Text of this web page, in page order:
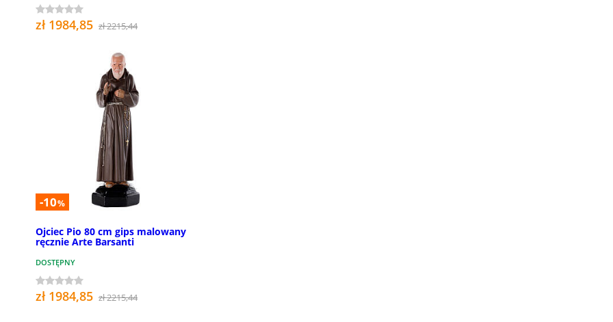
zł 1984,85 zł 2215,44
-10%
Ojciec Pio 80 cm gips malowany
ręcznie Arte Barsanti
DOSTĘPNY
zł 1984,85 zł 2215,44